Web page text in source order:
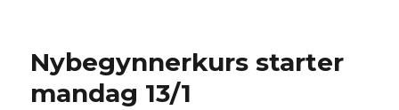
Nybegynnerkurs starter
mandag 13/1